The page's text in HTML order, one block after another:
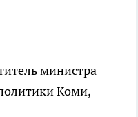
министра
Коми,